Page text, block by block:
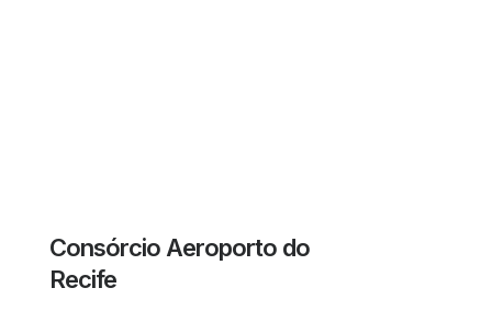
Consórcio Aeroporto do
Recife